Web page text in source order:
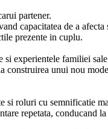
partener.
capacitatea de a
prezente in cuplu.
experientele familiei
unui nou
si roluri cu semnificatie
repetata, conducand